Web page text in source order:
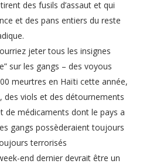
des fusils d’assaut et qui
et des pans entiers du reste
jeter tous les insignes
sur les gangs – des voyous
meurtres en Haïti cette année,
des viols et des détournements
de médicaments dont le pays a
gangs possèderaient toujours
terrorisés
end dernier devrait être un